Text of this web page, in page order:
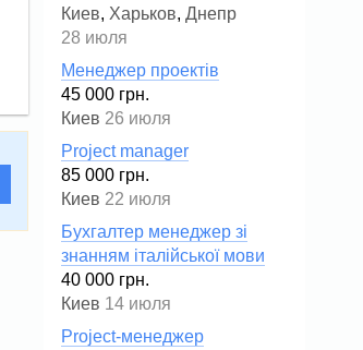
Киев, Харьков, Днепр
28 июля
Менеджер проектів
45 000 грн.
Киев 26 июля
Project manager
85 000 грн.
Киев 22 июля
Бухгалтер менеджер зі
знанням італійської мови
40 000 грн.
Киев 14 июля
Project-менеджер